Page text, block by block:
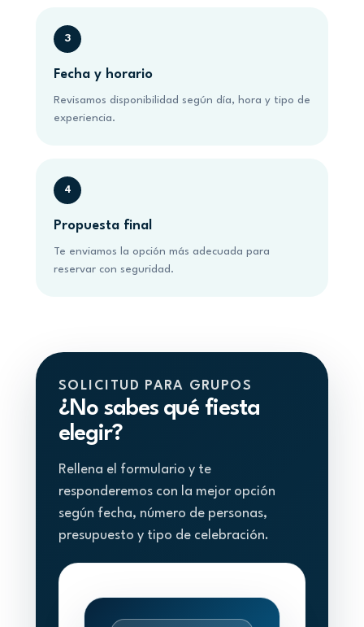
Fecha y horario
Revisamos disponibilidad según día, hora y tipo de
experiencia.
Propuesta final
Te enviamos la opción más adecuada para
reservar con seguridad.
SOLICITUD PARA GRUPOS
¿No sabes qué fiesta
elegir?
Rellena el formulario y te
responderemos con la mejor opción
según fecha, número de personas,
presupuesto y tipo de celebración.